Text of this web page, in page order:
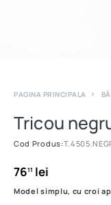
PAGINA PRINCIPALA
Tricou
Cod Produs:
7611 lei
Model simplu, cu croi